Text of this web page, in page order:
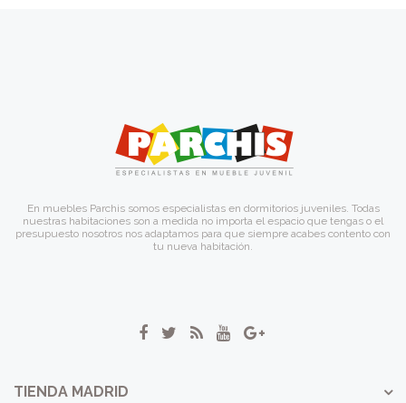
En muebles Parchis somos especialistas en dormitorios juveniles. Todas
nuestras habitaciones son a medida no importa el espacio que tengas o el
presupuesto nosotros nos adaptamos para que siempre acabes contento con
tu nueva habitación.
TIENDA MADRID